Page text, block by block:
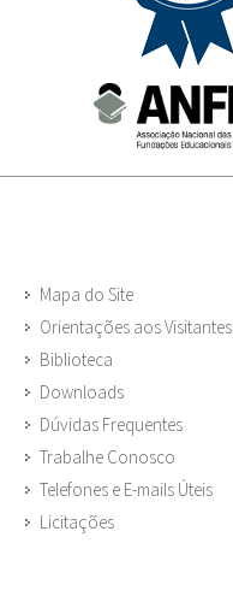
Mapa do Site
Orientações aos Visitantes
Biblioteca
Downloads
Dúvidas Frequentes
Trabalhe Conosco
Telefones e E-mails Úteis
Licitações